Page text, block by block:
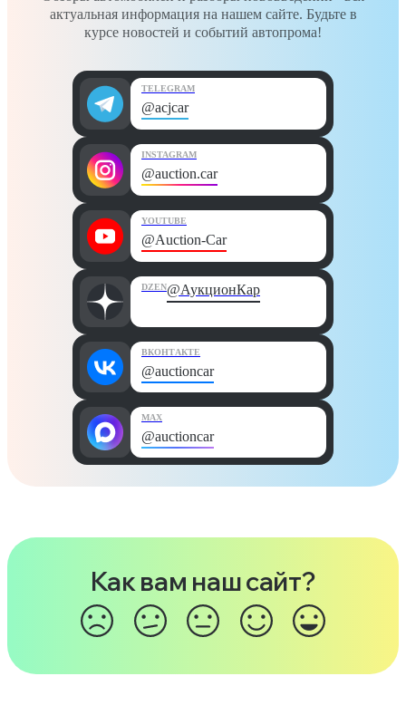
актуальная информация на нашем сайте. Будьте в
курсе новостей и событий автопрома!
TELEGRAM
@acjcar
INSTAGRAM
@auction.car
YOUTUBE
@Auction-Car
DZEN@АукционКар
ВКОНТАКТЕ
@auctioncar
MAX
@auctioncar
Как вам наш сайт?